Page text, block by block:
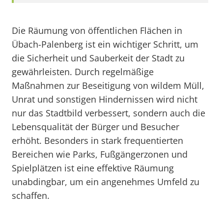
Die Räumung von öffentlichen Flächen in
Übach-Palenberg ist ein wichtiger Schritt, um
die Sicherheit und Sauberkeit der Stadt zu
gewährleisten. Durch regelmäßige
Maßnahmen zur Beseitigung von wildem Müll,
Unrat und sonstigen Hindernissen wird nicht
nur das Stadtbild verbessert, sondern auch die
Lebensqualität der Bürger und Besucher
erhöht. Besonders in stark frequentierten
Bereichen wie Parks, Fußgängerzonen und
Spielplätzen ist eine effektive Räumung
unabdingbar, um ein angenehmes Umfeld zu
schaffen.